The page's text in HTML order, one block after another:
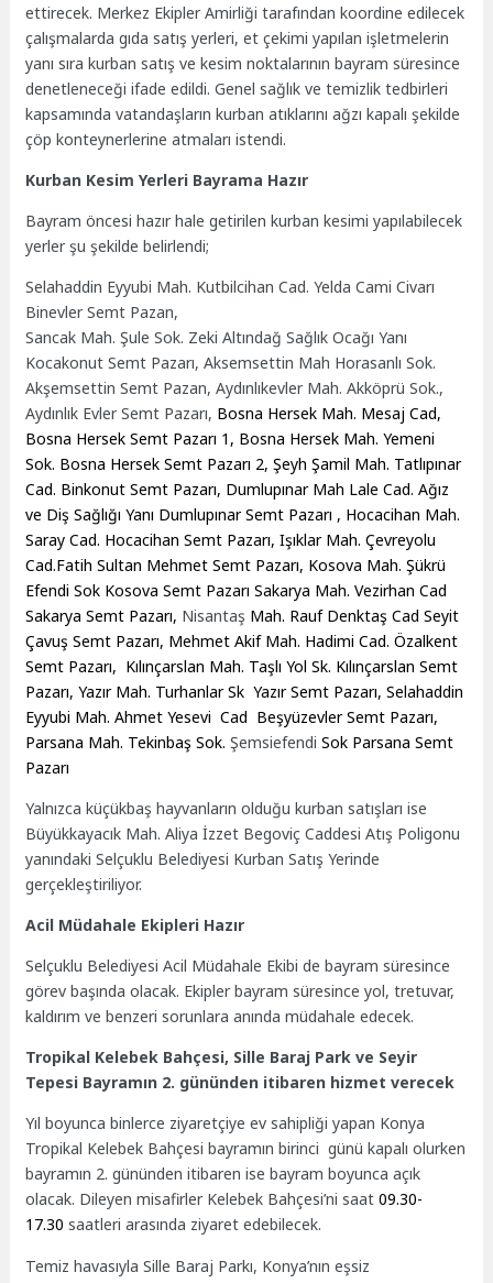
ettirecek. Merkez Ekipler Amirliği tarafından koordine edilecek
çalışmalarda gıda satış yerleri, et çekimi yapılan işletmelerin
yanı sıra kurban satış ve kesim noktalarının bayram süresince
denetleneceği ifade edildi. Genel sağlık ve temizlik tedbirleri
kapsamında vatandaşların kurban atıklarını ağzı kapalı şekilde
çöp konteynerlerine atmaları istendi.
Kurban Kesim Yerleri Bayrama Hazır
Bayram öncesi hazır hale getirilen kurban kesimi yapılabilecek
yerler şu şekilde belirlendi;
Selahaddin Eyyubi Mah. Kutbilcihan Cad. Yelda Cami Civarı
Binevler Semt Pazan,
Sancak Mah. Şule Sok. Zeki Altındağ Sağlık Ocağı Yanı
Kocakonut Semt Pazarı, Aksemsettin Mah Horasanlı Sok.
Akşemsettin Semt Pazan, Aydınlıkevler Mah. Akköprü Sok.,
Aydınlık Evler Semt Pazarı, Bosna Hersek Mah. Mesaj Cad,
Bosna Hersek Semt Pazarı 1, Bosna Hersek Mah. Yemeni
Sok. Bosna Hersek Semt Pazarı 2, Şeyh Şamil Mah. Tatlıpınar
Cad. Binkonut Semt Pazarı, Dumlupınar Mah Lale Cad. Ağız
ve Diş Sağlığı Yanı Dumlupınar Semt Pazarı , Hocacihan Mah.
Saray Cad. Hocacihan Semt Pazarı, Işıklar Mah. Çevreyolu
Cad.Fatih Sultan Mehmet Semt Pazarı, Kosova Mah. Şükrü
Efendi Sok Kosova Semt Pazarı Sakarya Mah. Vezirhan Cad
Sakarya Semt Pazarı, Nisantaş Mah. Rauf Denktaş Cad Seyit
Çavuş Semt Pazarı, Mehmet Akif Mah. Hadimi Cad. Özalkent
Semt Pazarı, Kılınçarslan Mah. Taşlı Yol Sk. Kılınçarslan Semt
Pazarı, Yazır Mah. Turhanlar Sk Yazır Semt Pazarı, Selahaddin
Eyyubi Mah. Ahmet Yesevi Cad Beşyüzevler Semt Pazarı,
Parsana Mah. Tekinbaş Sok.Şemsiefendi Sok Parsana Semt
Pazarı
Yalnızca küçükbaş hayvanların olduğu kurban satışları ise
Büyükkayacık Mah. Aliya İzzet Begoviç Caddesi Atış Poligonu
yanındaki Selçuklu Belediyesi Kurban Satış Yerinde
gerçekleştiriliyor.
Acil Müdahale Ekipleri Hazır
Selçuklu Belediyesi Acil Müdahale Ekibi de bayram süresince
görev başında olacak. Ekipler bayram süresince yol, tretuvar,
kaldırım ve benzeri sorunlara anında müdahale edecek.
Tropikal Kelebek Bahçesi, Sille Baraj Park ve Seyir
Tepesi Bayramın 2. gününden itibaren hizmet verecek
Yıl boyunca binlerce ziyaretçiye ev sahipliği yapan Konya
Tropikal Kelebek Bahçesi bayramın birinci günü kapalı olurken
bayramın 2. gününden itibaren ise bayram boyunca açık
olacak. Dileyen misafirler Kelebek Bahçesi’ni saat09.30-
17.30 saatleri arasında ziyaret edebilecek.
Temiz havasıyla Sille Baraj Parkı, Konya’nın eşsiz